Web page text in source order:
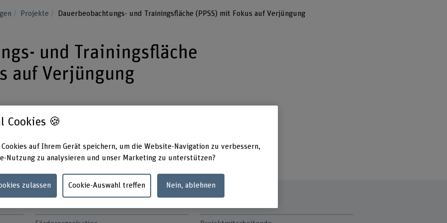
Projekte Dauerbeobachtungs- und Trainingsfläche (PPSS) mit Fokus auf Verjüngung
und Trainingsfläche
auf Verjüngung
werden die neuen Anforderungen
und in konkrete Lösungen für
Netzwerks und der Plattform von
Cookies 🍪
auf Ihrem Gerät speichern, um die Website-Navigation zu verbessern,
Nutzung zu analysieren und unser Marketing zu unterstützen?
zulassen Cookie-Auswahl treffen Nein, ablehnen